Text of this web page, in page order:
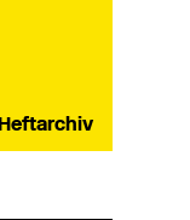
Heftarchiv